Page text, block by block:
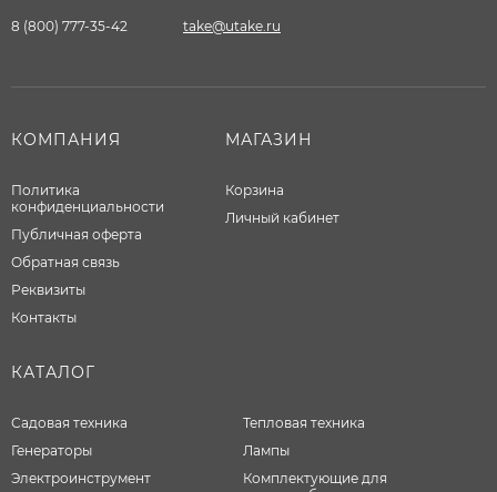
8 (800) 777-35-42 take@utake.ru
КОМПАНИЯ
Политика
конфиденциальности
Публичная оферта
Обратная связь
Реквизиты
Контакты
МАГАЗИН
Корзина
Личный кабинет
КАТАЛОГ
Садовая техника
Генераторы
Электроинструмент
Тепловая техника
Лампы
Комплектующие для